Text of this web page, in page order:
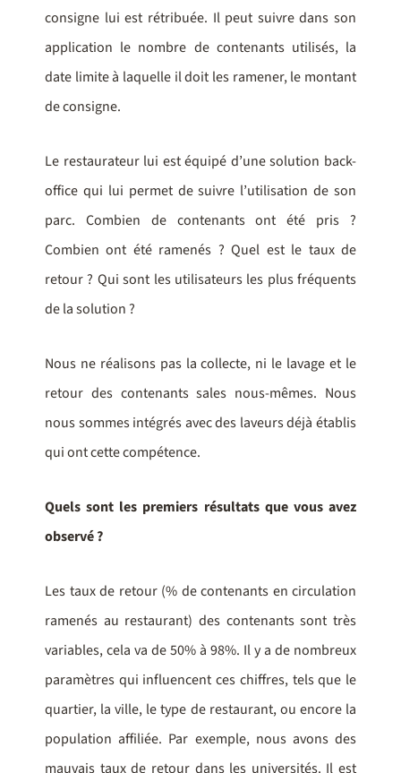
consigne lui est rétribuée. Il peut suivre dans son
application le nombre de contenants utilisés, la
date limite à laquelle il doit les ramener, le montant
de consigne.
Le restaurateur lui est équipé d’une solution back-
office qui lui permet de suivre l’utilisation de son
parc. Combien de contenants ont été pris ?
Combien ont été ramenés ? Quel est le taux de
retour ? Qui sont les utilisateurs les plus fréquents
de la solution ?
Nous ne réalisons pas la collecte, ni le lavage et le
retour des contenants sales nous-mêmes. Nous
nous sommes intégrés avec des laveurs déjà établis
qui ont cette compétence.
Quels sont les premiers résultats que vous avez
observé ?
Les taux de retour (% de contenants en circulation
ramenés au restaurant) des contenants sont très
variables, cela va de 50% à 98%. Il y a de nombreux
paramètres qui influencent ces chiffres, tels que le
quartier, la ville, le type de restaurant, ou encore la
population affiliée. Par exemple, nous avons des
mauvais taux de retour dans les universités. Il est